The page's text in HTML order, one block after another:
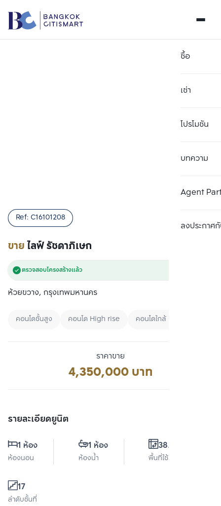
ซื้อ
เช่า
โปรโมชัน
บทความ
Agent
ลงประกาศกั
ขายไลฟ์ รัชดาภิเษก
Ref: C16101208
ตรวจสอบโครงสร้างแล้ว
ห้วยขวาง, กรุงเทพมหานคร
คอนโดชั้นสูง คอนโด High rise คอนโดใกล้ BTS
ราคาขาย
4,350,000 บาท
รายละเอียดยูนิต
1 ห้อง
ห้องนอน
1 ห้อง
ห้องน้ำ
38.8 ตร.ม.
พื้นที่ใช้สอย
17
ลำดับชั้นที่